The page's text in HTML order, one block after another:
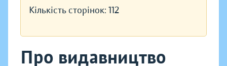
Кількість сторінок: 112
Про видавництво